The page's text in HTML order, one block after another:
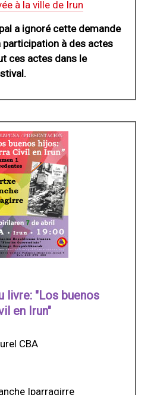
à la ville de Irun
a ignoré cette demande
participation à des actes
ces actes dans le
livre: "Los buenos
en Irun"
CBA
Iparragirre